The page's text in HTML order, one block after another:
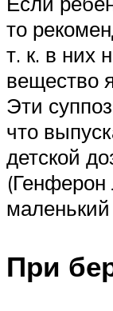
то
т. к. в них
вещество
Эти
что
детской
При